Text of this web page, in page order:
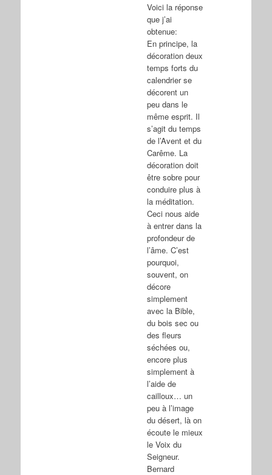
Voici la réponse
que j’ai
obtenue:
En principe, la
décoration deux
temps forts du
calendrier se
décorent un
peu dans le
même esprit. Il
s’agit du temps
de l’Avent et du
Carême. La
décoration doit
être sobre pour
conduire plus à
la méditation.
Ceci nous aide
à entrer dans la
profondeur de
l’âme. C’est
pourquoi,
souvent, on
décore
simplement
avec la Bible,
du bois sec ou
des fleurs
séchées ou,
encore plus
simplement à
l’aide de
cailloux… un
peu à l’image
du désert, là on
écoute le mieux
le Voix du
Seigneur.
Bernard